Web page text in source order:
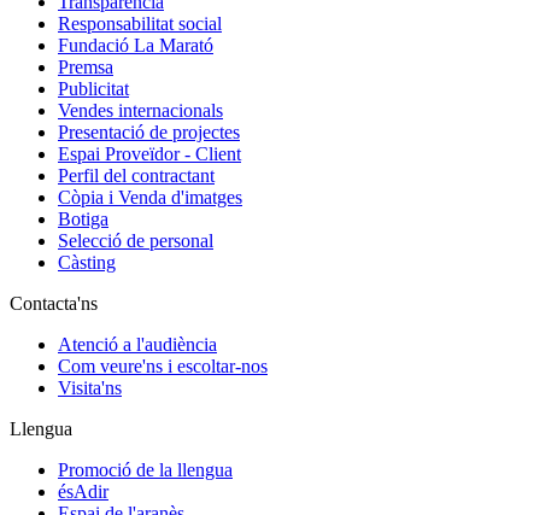
Responsabilitat social
Fundació La Marató
Premsa
Publicitat
Vendes internacionals
Presentació de projectes
Espai Proveïdor - Client
Perfil del contractant
Còpia i Venda d'imatges
Botiga
Selecció de personal
Càsting
Contacta'ns
Atenció a l'audiència
Com veure'ns i escoltar-nos
Visita'ns
Llengua
Promoció de la llengua
ésAdir